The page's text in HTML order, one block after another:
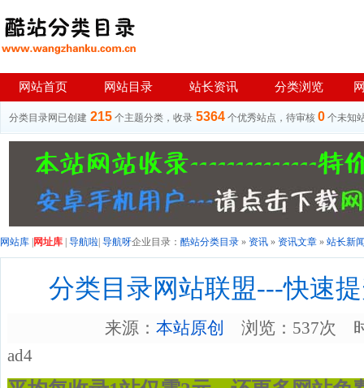
网站首页 网站目录 站长资讯 分类浏览
分类目录网已创建 215 个主题分类，收录 5364 个优秀站点，待审核 0 个未知
网站库 网址库 导航啦 导航呀企业目录： 酷站分类目录 » 资讯 » 资讯文章 » 站长新
分类目录网站联盟---快速
来源： 本站原创
浏览：537次
ad4